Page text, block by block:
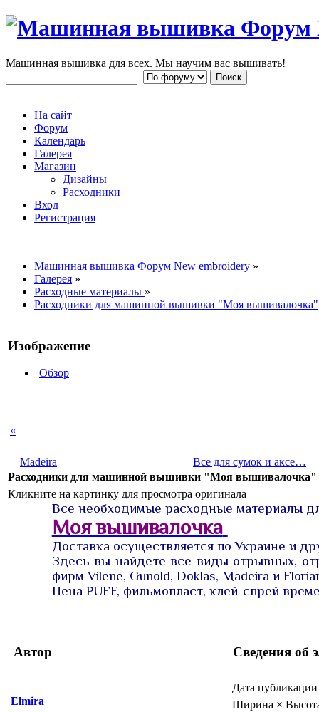
Машинная вышивка для всех. Мы научим вас вышивать!
На сайт
Форум
Календарь
Галерея
Магазин
Дизайны
Расходники
Вход
Регистрация
Машинная вышивка Форум New embroidery »
Галерея »
Расходные материалы »
Расходники для машинной вышивки "Моя вышивалочка"
Изображение
Обзор
«
Madeira
Все для сумок и аксе…
Расходники для машинной вышивки "Моя вышивалочка"
Кликните на картинку для просмотра оригинала
Все необходимые расходные материалы
Моя вышивалочка
Доставка осуществляется по Украине и
Здесь вы найдете все виды отрывных,
фирм Vilene, Gunold, Doklas, Madeira и
Пена PUFF, фильмопласт, клей-спрей
Автор Сведения об
Elmira
Дата публикации
Ширина ×